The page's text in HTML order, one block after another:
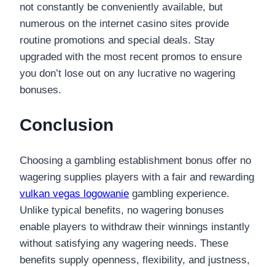
not constantly be conveniently available, but
numerous on the internet casino sites provide
routine promotions and special deals. Stay
upgraded with the most recent promos to ensure
you don’t lose out on any lucrative no wagering
bonuses.
Conclusion
Choosing a gambling establishment bonus offer no
wagering supplies players with a fair and rewarding
vulkan vegas logowanie gambling experience.
Unlike typical benefits, no wagering bonuses
enable players to withdraw their winnings instantly
without satisfying any wagering needs. These
benefits supply openness, flexibility, and justness,